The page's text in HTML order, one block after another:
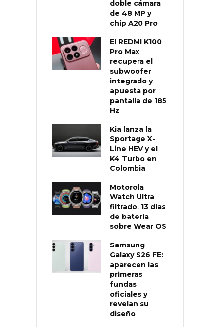
doble cámara
de 48 MP y
chip A20 Pro
El REDMI K100
Pro Max
recupera el
subwoofer
integrado y
apuesta por
pantalla de 185
Hz
Kia lanza la
Sportage X-
Line HEV y el
K4 Turbo en
Colombia
Motorola
Watch Ultra
filtrado, 13 días
de batería
sobre Wear OS
Samsung
Galaxy S26 FE:
aparecen las
primeras
fundas
oficiales y
revelan su
diseño